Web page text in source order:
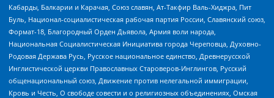
Кабарды, Балкарии и Карачая, Союз славян, Ат-Такфир Валь-Хиджра, Пит
Буль, Национал-социалистическая рабочая партия России, Славянский союз,
Формат-18, Благородный Орден Дьявола, Армия воли народа,
Национальная Социалистическая Инициатива города Череповца, Духовно-
Родовая Держава Русь, Русское национальное единство, Древнерусской
Инглистической церкви Православных Староверов-Инглингов, Русский
общенациональный союз, Движение против нелегальной иммиграции,
Кровь и Честь, О свободе совести и о религиозных объединениях, Омская